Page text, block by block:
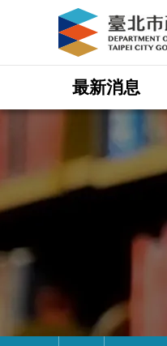
｜
府
網
最新消息
首